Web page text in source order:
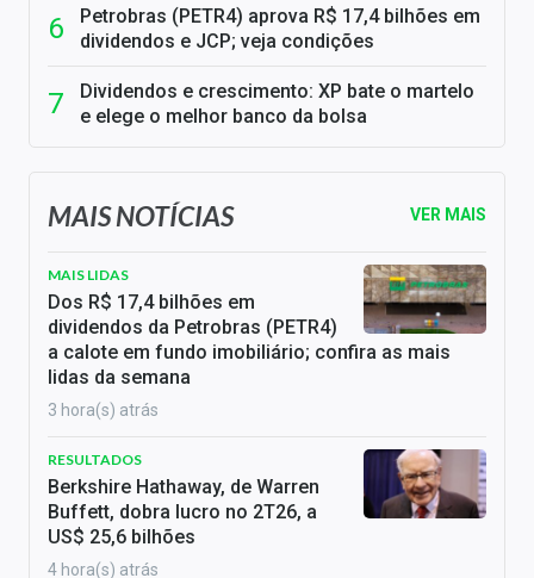
Petrobras (PETR4) aprova R$ 17,4 bilhões em
dividendos e JCP; veja condições
Dividendos e crescimento: XP bate o martelo
e elege o melhor banco da bolsa
MAIS NOTÍCIAS VER MAIS
MAIS LIDAS
Dos R$ 17,4 bilhões em
dividendos da Petrobras (PETR4)
a calote em fundo imobiliário; confira as mais
lidas da semana
3 hora(s) atrás
RESULTADOS
Berkshire Hathaway, de Warren
Buffett, dobra lucro no 2T26, a
US$ 25,6 bilhões
4 hora(s) atrás